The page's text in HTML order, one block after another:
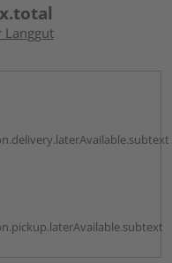
Langgut